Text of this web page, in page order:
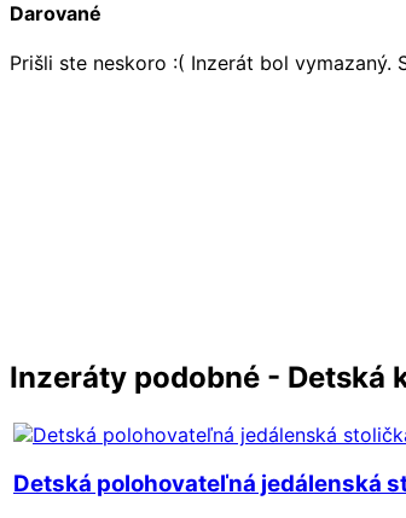
Darované
Prišli ste neskoro :( Inzerát bol
Inzeráty podobné - Detská
Detská polohovateľná jedálenská